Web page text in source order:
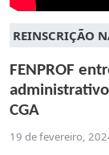
REINSCRIÇÃO
FENPROF
CGA
19 de fevereiro,